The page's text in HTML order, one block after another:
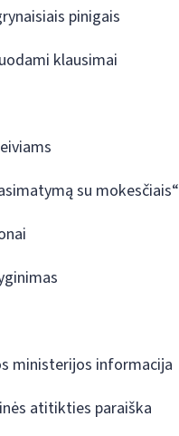
pinigais
klausimai
su mokesčiais“
ministerijos informacija
atitikties paraiška